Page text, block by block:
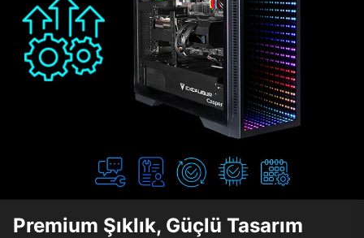
Premium Şıklık, Güçlü Tasarım